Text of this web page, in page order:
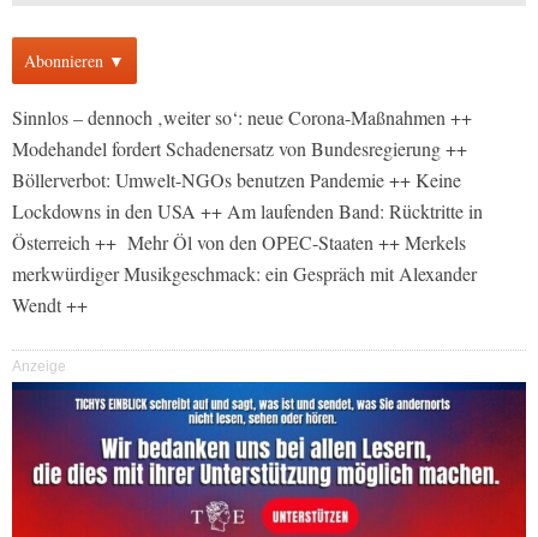
Abonnieren ▼
Sinnlos – dennoch ‚weiter so‘: neue Corona-Maßnahmen ++
Modehandel fordert Schadenersatz von Bundesregierung ++
Böllerverbot: Umwelt-NGOs benutzen Pandemie ++ Keine
Lockdowns in den USA ++ Am laufenden Band: Rücktritte in
Österreich ++ Mehr Öl von den OPEC-Staaten ++ Merkels
merkwürdiger Musikgeschmack: ein Gespräch mit Alexander
Wendt ++
Anzeige